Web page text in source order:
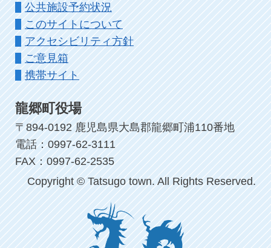
公共施設予約状況
このサイトについて
アクセシビリティ方針
ご意見箱
携帯サイト
龍郷町役場
〒894-0192 鹿児島県大島郡龍郷町浦110番地
電話：0997-62-3111
FAX：0997-62-2535
Copyright © Tatsugo town. All Rights Reserved.